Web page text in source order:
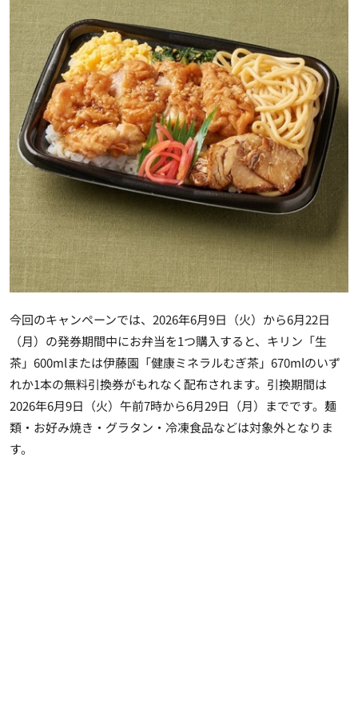
今回のキャンペーンでは、2026年6月9日（火）から6月22日
（月）の発券期間中にお弁当を1つ購入すると、キリン「生
茶」600mlまたは伊藤園「健康ミネラルむぎ茶」670mlのいず
れか1本の無料引換券がもれなく配布されます。引換期間は
2026年6月9日（火）午前7時から6月29日（月）までです。麺
類・お好み焼き・グラタン・冷凍食品などは対象外となりま
す。